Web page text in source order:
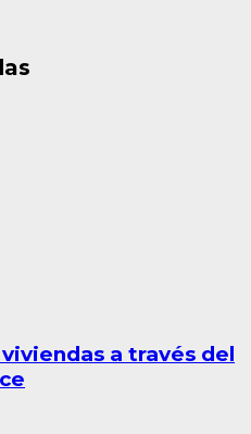
a través del